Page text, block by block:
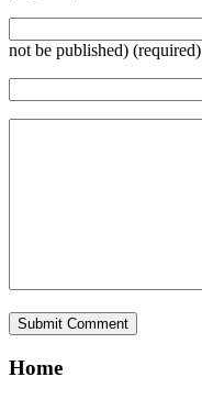
not be published) (required)
Home